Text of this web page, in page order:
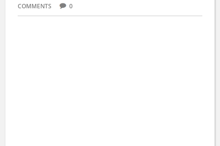
COMMENTS
0